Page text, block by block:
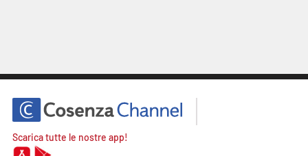
Scarica tutte le nostre app!